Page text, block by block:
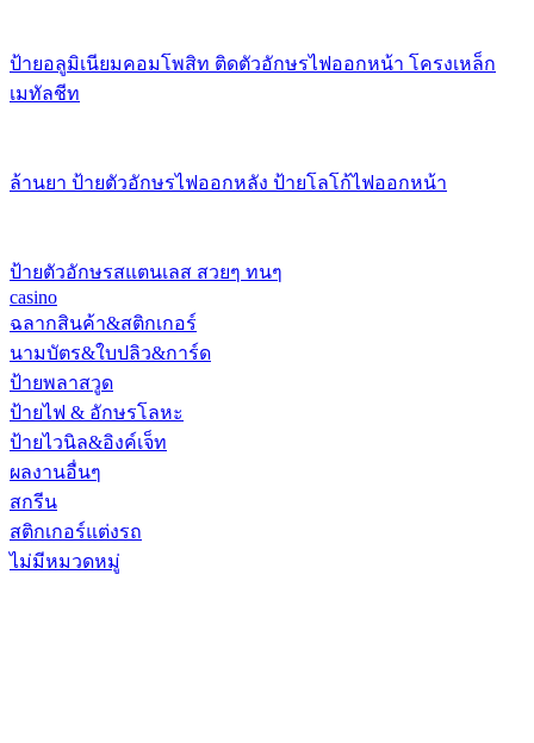
ป้ายอลูมิเนียมคอมโพสิท ติดตัวอักษรไฟออกหน้า โครงเหล็ก
เมทัลชีท
ล้านยา ป้ายตัวอักษรไฟออกหลัง ป้ายโลโก้ไฟออกหน้า
ป้ายตัวอักษรสแตนเลส สวยๆ ทนๆ
casino
ฉลากสินค้า&สติกเกอร์
นามบัตร&ใบปลิว&การ์ด
ป้ายพลาสวูด
ป้ายไฟ & อักษรโลหะ
ป้ายไวนิล&อิงค์เจ็ท
ผลงานอื่นๆ
สกรีน
สติกเกอร์แต่งรถ
ไม่มีหมวดหมู่